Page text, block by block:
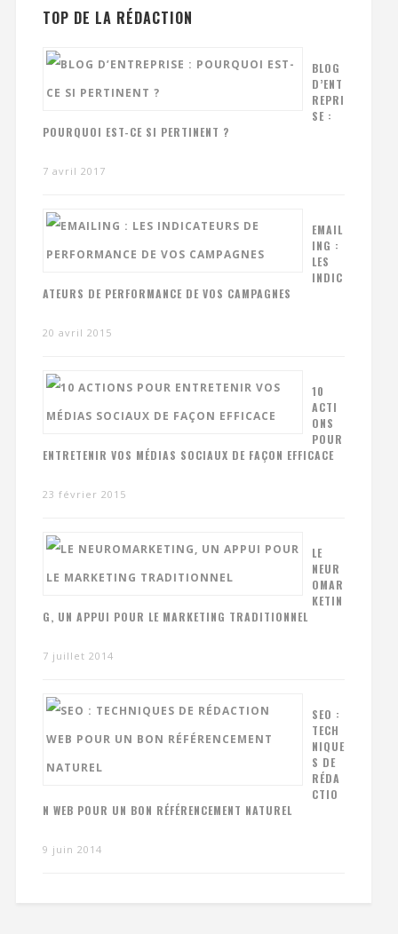
TOP DE LA RÉDACTION
BLOG
D’ENT
REPRI
SE :
POURQUOI EST-CE SI PERTINENT ?
7 avril 2017
EMAIL
ING :
LES
INDIC
ATEURS DE PERFORMANCE DE VOS CAMPAGNES
20 avril 2015
10
ACTI
ONS
POUR
ENTRETENIR VOS MÉDIAS SOCIAUX DE FAÇON EFFICACE
23 février 2015
LE
NEUR
OMAR
KETIN
G, UN APPUI POUR LE MARKETING TRADITIONNEL
7 juillet 2014
SEO :
TECH
NIQUE
S DE
RÉDA
CTIO
N WEB POUR UN BON RÉFÉRENCEMENT NATUREL
9 juin 2014